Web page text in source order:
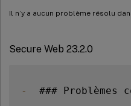
Il n’y a aucun problème résolu
Secure Web 23.2.0
-
### Problèmes
Secure Web 20.11.0
Secure Web 20.10.0